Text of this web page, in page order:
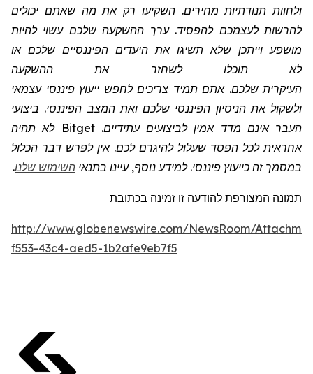
ולחוות תנודתיות מחירים. השקיעו רק את מה שאתם יכולים
להרשות לעצמכם להפסיד. ערך ההשקעה שלכם עשוי להיות
מושפע וייתכן שלא תשיגו את היעדים הפיננסיים שלכם או
לא תוכלו לשחזר את ההשקעה
העיקרית שלכם. אתם תמיד צריכים לחפש ייעוץ פיננסי עצמאי
ולשקול את הניסיון הפיננסי שלכם ואת המצב הפיננסי. ביצועי
העבר אינם מדד אמין לביצועים עתידיים.Bitget לא תהיה
אחראית לכל הפסד שעלול להיגרם לכם. אין לפרש דבר הכלול
במסמך זה כייעוץ פיננסי. למידע נוסף, עיינו בתנאי השימוש שלנו.
תמונה המצורפת להודעה זו זמינה בכתובת
http://www.globenewswire.com/NewsRoom/
f553-43c4-aed5-1b2afe9eb7f5